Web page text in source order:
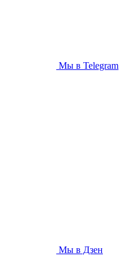
Мы в Telegram
Мы в Дзен